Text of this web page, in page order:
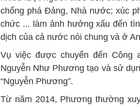
chống phá Đảng, Nhà nước; xúc
chức ... làm ảnh hưởng xấu đến
dịch của cả nước nói chung và ở
Vụ việc được chuyển đến Công
Nguyễn Như Phương tạo và sử
“Nguyễn Phương”.
Từ năm 2014, Phương thường